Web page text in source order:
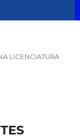
LICENCIATURA